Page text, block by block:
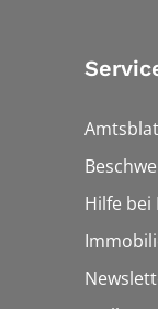
Hilfe bei